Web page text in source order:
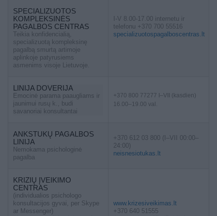
SPECIALIZUOTOS
KOMPLEKSINĖS
PAGALBOS CENTRAS
Teikia konfidencialią,
specializuotą kompleksinę
pagalbą smurtą artimoje
aplinkoje patyrusiems
asmenims visoje Lietuvoje.
I-V 8.00-17.00 internetu ir
telefonu +370 700 55516
specializuotospagalboscentras.lt
LINIJA DOVERIJA
Emocinė parama paaugliams ir
jaunimui rusų k., budi
savanoriai konsultantai
+370 800 77277 I–VII (kasdien)
16.00–19.00 val.
ANKSTUKŲ PAGALBOS
LINIJA
Nemokama psichologinė
pagalba
+370 612 03 800 (I–VII 00:00–
24:00)
neisnesiotukas.lt
KRIZIŲ ĮVEIKIMO
CENTRAS
(individualios psichologo
konsultacijos gyvai, per Skype
ar Messenger)
www.krizesiveikimas.lt
+370 640 51555